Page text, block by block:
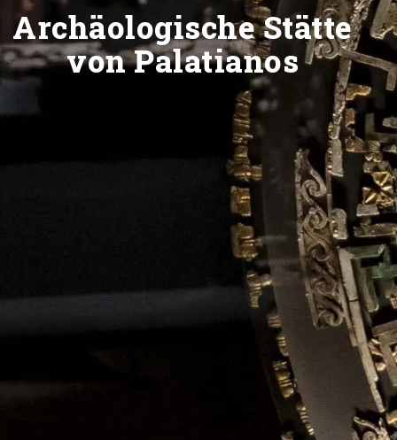
Archäologische Stätte
von Palatianos